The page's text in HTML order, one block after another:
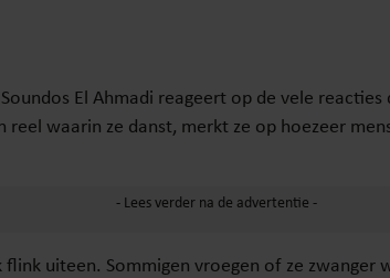
El Ahmadi reageert op de vele
reel waarin ze danst, merkt ze op hoezeer
uiteen. Sommigen vroegen of ze zwanger